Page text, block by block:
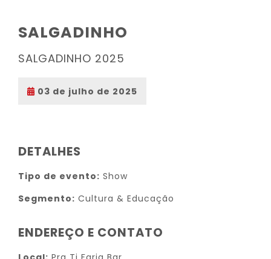
SALGADINHO
SALGADINHO 2025
03 de julho de 2025
DETALHES
Tipo de evento: Show
Segmento: Cultura & Educação
ENDEREÇO E CONTATO